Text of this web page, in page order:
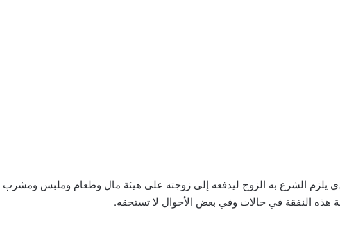
يلزم الشرع به الزوج ليدفعه إلى زوجته على هيئة مال وطعام وملبس ومشرب
هذه النفقة في حالات وفي بعض الأحوال لا تستحقه.